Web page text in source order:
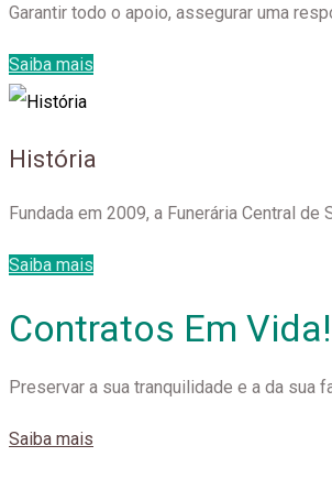
Garantir todo o apoio, assegurar uma
Saiba mais
História
Fundada em 2009, a Funerária Central
Saiba mais
Contratos Em Vida!
Preservar a sua tranquilidade e a da sua
Saiba mais